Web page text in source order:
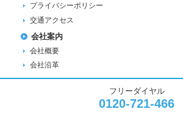
プライバシーポリシー
交通アクセス
会社案内
会社概要
会社沿革
フリーダイヤル
0120-721-466